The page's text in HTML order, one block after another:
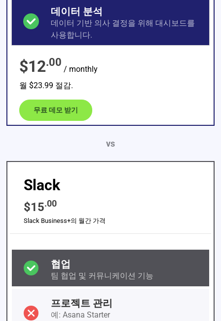
데이터 분석
데이터 기반 의사 결정을 위해 대시보드를
사용합니다.
$12.00
/ monthly
월 $23.99 절감.
무료 데모 받기
vs
Slack
$15.00
Slack Business+의 월간 가격
협업
팀 협업 및 커뮤니케이션 기능
프로젝트 관리
예: Asana Starter